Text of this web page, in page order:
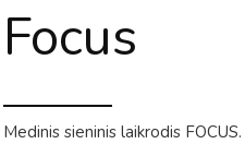
Focus
Medinis sieninis laikrodis FOCUS.